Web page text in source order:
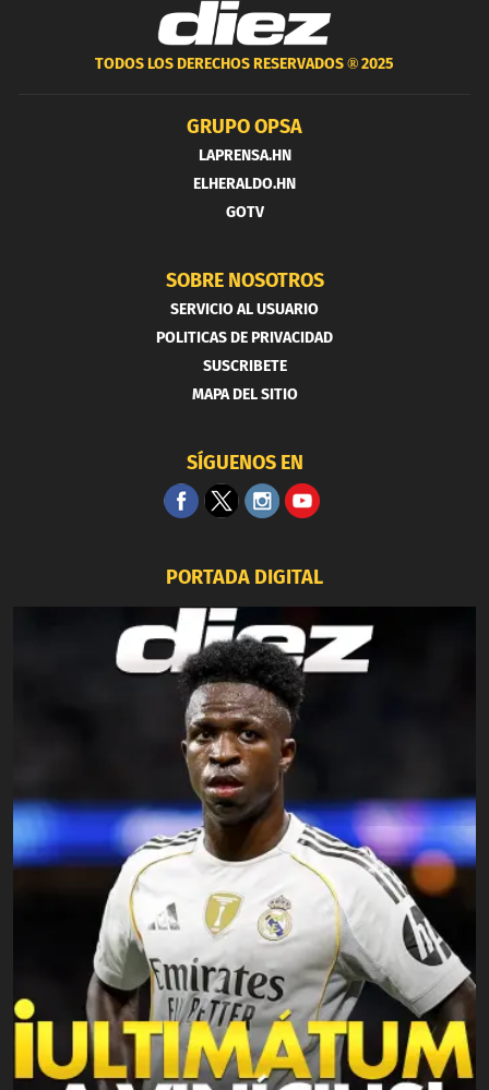
TODOS LOS DERECHOS RESERVADOS ®2025
GRUPO OPSA
LAPRENSA.HN
ELHERALDO.HN
GOTV
SOBRE NOSOTROS
SERVICIO AL USUARIO
POLITICAS DE PRIVACIDAD
SUSCRIBETE
MAPA DEL SITIO
SÍGUENOS EN
PORTADA DIGITAL